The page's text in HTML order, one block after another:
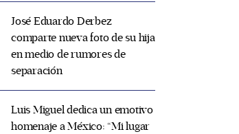
José Eduardo Derbez
comparte nueva foto de su hija
en medio de rumores de
separación
Luis Miguel dedica un emotivo
homenaje a México: “Mi lugar